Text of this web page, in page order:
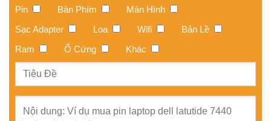
Pin Bàn Phím
Màn Hình
Sạc Adapter
Loa Wifi
Bản Lề
Ram
Ổ Cứng Khác